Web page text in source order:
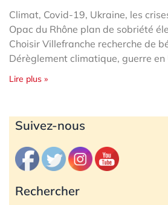
Climat, Covid-19, Ukraine, les
Opac du Rhône plan de sobriété
Choisir Villefranche recherche de
Dérèglement climatique, guerre en
Lire plus »
Suivez-nous
Rechercher
Archives